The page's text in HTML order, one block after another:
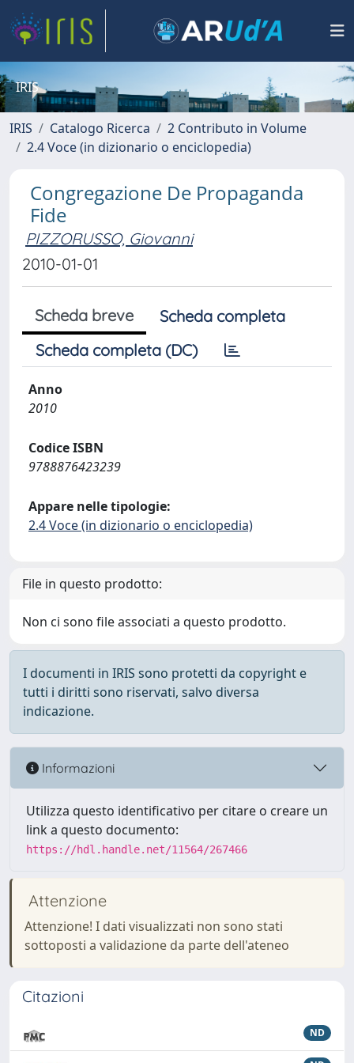
IRIS
IRIS Catalogo Ricerca
2 Contributo in Volume
2.4 Voce (in dizionario o enciclopedia)
Congregazione De Propaganda
Fide
PIZZORUSSO, Giovanni
2010-01-01
Scheda breve
Scheda completa
Scheda completa (DC)
Anno
2010
Codice ISBN
9788876423239
Appare nelle tipologie:
2.4 Voce (in dizionario o enciclopedia)
File in questo prodotto:
Non ci sono file associati a questo prodotto.
I documenti in IRIS sono protetti da copyright e
tutti i diritti sono riservati, salvo diversa
indicazione.
Informazioni
Utilizza questo identificativo per citare o creare un
link a questo documento:
https://hdl.handle.net/11564/267466
Attenzione
Attenzione! I dati visualizzati non sono stati
sottoposti a validazione da parte dell'ateneo
Citazioni
ND